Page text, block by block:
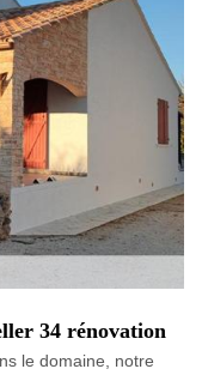
34 rénovation
le domaine, notre